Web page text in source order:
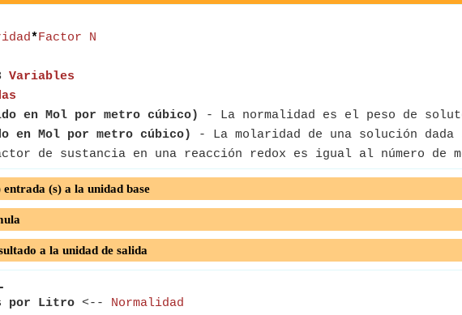
*Factor N
Variables
en Mol por metro cúbico)
- La normalidad es el peso de
en Mol por metro cúbico)
- La molaridad de una solución
de sustancia en una reacción redox es igual al número de
(s) a la unidad base
a la unidad de salida
por Litro <-- Normalidad